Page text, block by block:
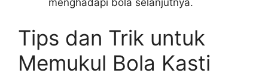
Tips dan Trik untuk
Memukul Bola Kasti